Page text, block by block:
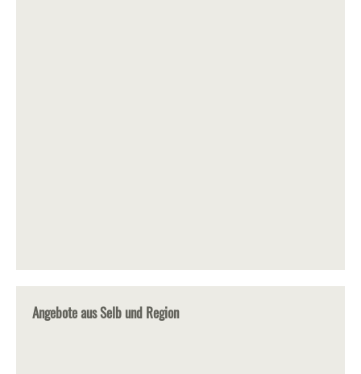
Angebote aus Selb und Region